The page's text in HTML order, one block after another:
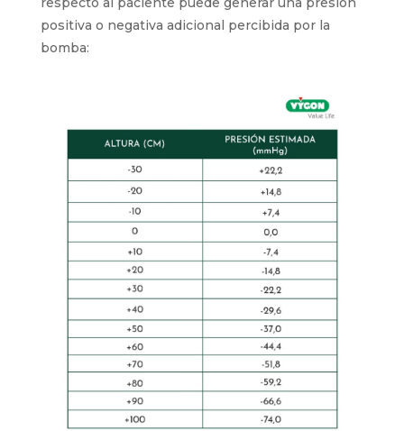
positiva o negativa adicional percibida por la
bomba: